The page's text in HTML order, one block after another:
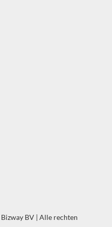
Bizway BV | Alle rechten